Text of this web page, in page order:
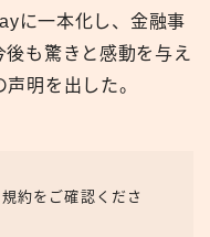
に一本化し、金融事
も驚きと感動を与え
明を出した。
約をご確認くださ